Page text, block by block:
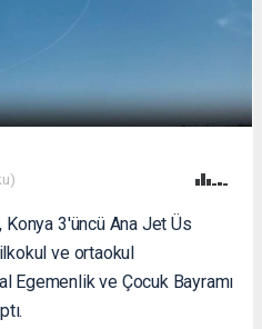
Konya 3'üncü Ana Jet Üs
ve ortaokul
Egemenlik ve Çocuk Bayramı